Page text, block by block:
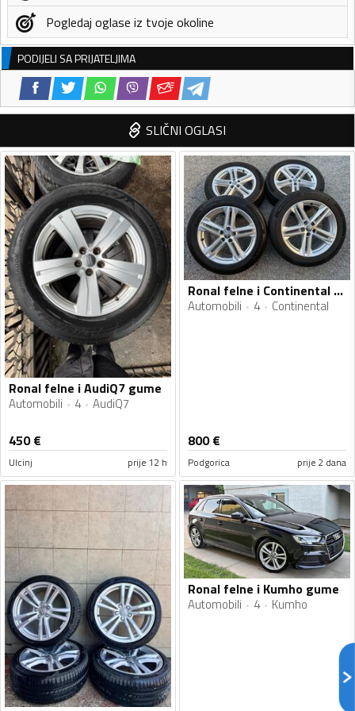
Pogledaj oglase iz tvoje okoline
PODIJELI SA PRIJATELJIMA
SLIČNI OGLASI
Ronal felne i AudiQ7 gume
Automobili 4 AudiQ7
450€
Ulcinj prije 12 h
Ronal felne i Continental gume
Automobili 4 Continental
800€
Podgorica prije 2 dana
Ronal felne i Kumho gume
Automobili 4 Kumho